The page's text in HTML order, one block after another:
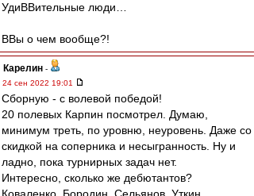
УдиВВительные люди…
ВВы о чем вообще?!
Карелин -
24 сен 2022 19:01
Сборную - с волевой победой!
20 полевых Карпин посмотрел. Думаю,
минимум треть, по уровню, неуровень. Даже со
скидкой на соперника и несыгранность. Ну и
ладно, пока турнирных задач нет.
Интересно, сколько же дебютантов?